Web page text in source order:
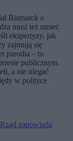
Bismarck o
musi też umieć
ekspertyzy, jak
zajmują się
parodia – to
publicznym.
a nie ulegać
w polityce
zapowiada